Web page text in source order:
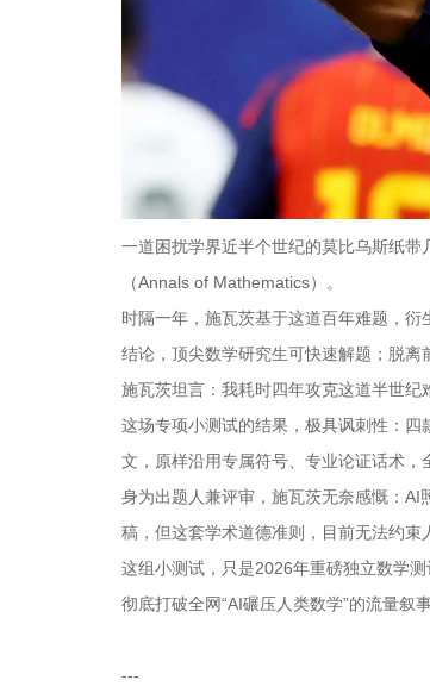
一道困扰学界近半个世纪的莫比乌斯纸带
（Annals of Mathematics）。
时隔一年，施瓦茨基于这道百年难题，
结论，顶尖数学研究生可快速解题；脱离
施瓦茨坦言：我耗时四年攻克这道半世纪
这场专项小测试的结果，极具讽刺性：
文，原样沿用专属符号、专业论证话术，
身为出题人兼评审，施瓦茨无奈感慨：
稿，但这套学术道德准则，目前无法约束
这组小测试，只是2026年重磅独立数学
彻底打破全网“AI碾压人类数学”的流量叙事
---